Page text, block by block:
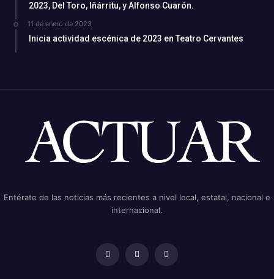
2023, Del Toro, Iñárritu, y Alfonso Cuarón.
11 de enero de 2023
Inicia actividad escénica de 2023 en Teatro Cervantes
Entérate de las noticias más recientes a nivel local, estatal, nacional e
internacional.